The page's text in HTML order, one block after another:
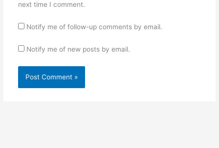
next time I comment.
Notify me of follow-up comments by email.
Notify me of new posts by email.